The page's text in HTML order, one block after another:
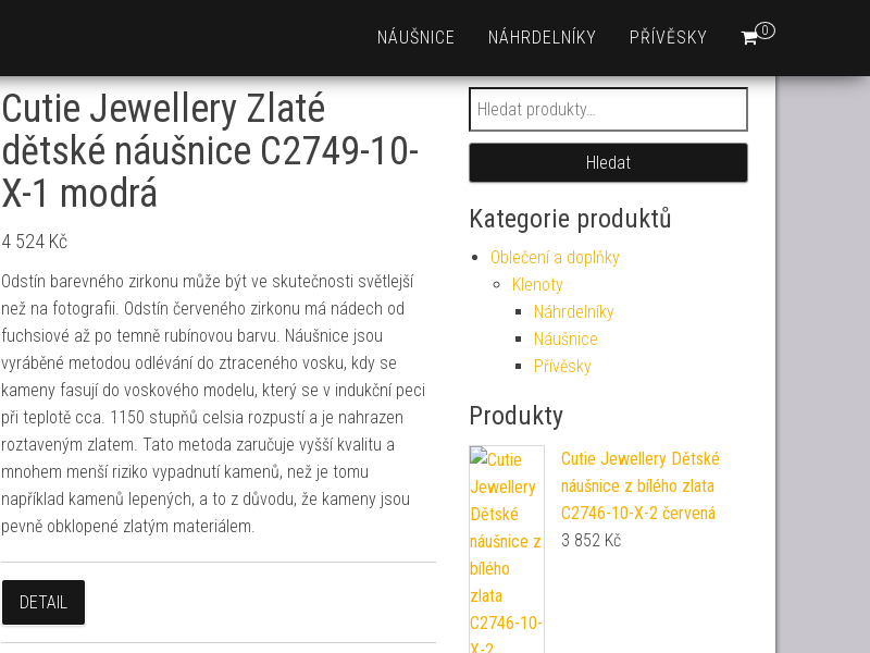
0
NÁUŠNICE NÁHRDELNÍKY PŘÍVĚSKY
Cutie Jewellery Zlaté
dětské náušnice C2749-10-
X-1 modrá
4 524 Kč
Odstín barevného zirkonu může být ve skutečnosti světlejší
než na fotografii. Odstín červeného zirkonu má nádech od
fuchsiové až po temně rubínovou barvu. Náušnice jsou
vyráběné metodou odlévání do ztraceného vosku, kdy se
kameny fasují do voskového modelu, který se v indukční peci
při teplotě cca. 1150 stupňů celsia rozpustí a je nahrazen
roztaveným zlatem. Tato metoda zaručuje vyšší kvalitu a
mnohem menší riziko vypadnutí kamenů, než je tomu
například kamenů lepených, a to z důvodu, že kameny jsou
pevně obklopené zlatým materiálem.
DETAIL
Hledat:
Hledat
Kategorie produktů
Oblečení a doplňky
Klenoty
Náhrdelníky
Náušnice
Přívěsky
Produkty
Cutie Jewellery Dětské
náušnice z bílého zlata
C2746-10-X-2 červená
3 852 Kč